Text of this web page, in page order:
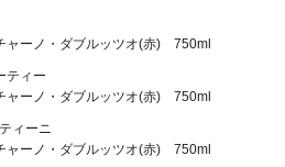
ーノ・ダブルッツオ(赤) 750ml
ティー
ーノ・ダブルッツオ(赤) 750ml
ィーニ
ーノ・ダブルッツオ(赤) 750ml